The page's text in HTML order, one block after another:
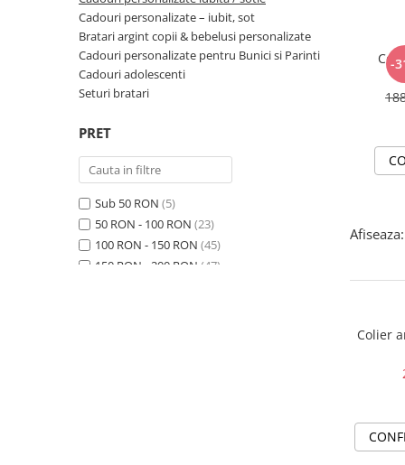
Cadouri personalizate – iubit, sot
Bratari argint copii & bebelusi personalizate
Cadouri personalizate pentru Bunici si Parinti
Cadouri adolescenti
Seturi bratari
PRET
Sub 50 RON (5)
50 RON - 100 RON (23)
100 RON - 150 RON (45)
150 RON - 200 RON (47)
-
Afiseaza:
Colier